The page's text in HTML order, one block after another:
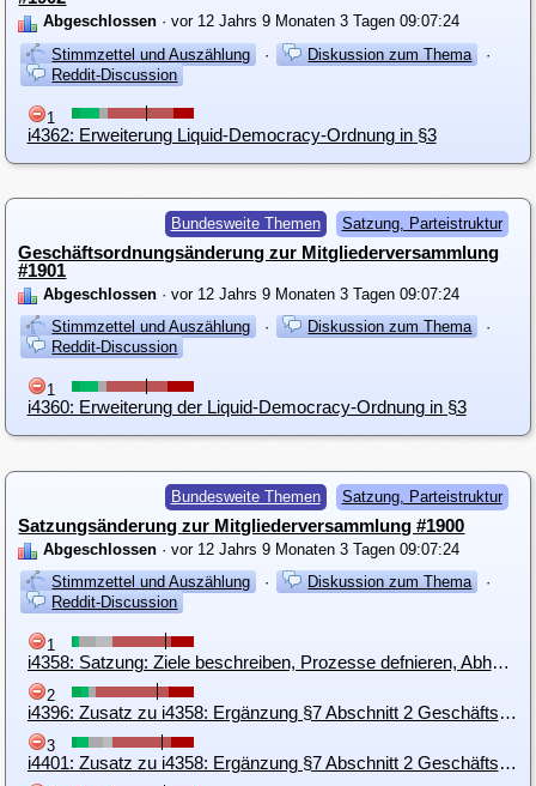
Abgeschlossen · vor 12 Jahrs 9 Monaten 3 Tagen 09:07:24
Stimmzettel und Auszählung
· Diskussion zum Thema
·
Reddit-Discussion
1
i4362: Erweiterung Liquid-Democracy-Ordnung in §3
Bundesweite Themen Satzung, Parteistruktur
Geschäftsordnungsänderung zur Mitgliederversammlung
#1901
Abgeschlossen · vor 12 Jahrs 9 Monaten 3 Tagen 09:07:24
Stimmzettel und Auszählung
· Diskussion zum Thema
·
Reddit-Discussion
1
i4360: Erweiterung der Liquid-Democracy-Ordnung in §3
Bundesweite Themen Satzung, Parteistruktur
Satzungsänderung zur Mitgliederversammlung #1900
Abgeschlossen · vor 12 Jahrs 9 Monaten 3 Tagen 09:07:24
Stimmzettel und Auszählung
· Diskussion zum Thema
·
Reddit-Discussion
1
i4358: Satzung: Ziele beschreiben, Prozesse defnieren, Abhängigkeiten festlegen , danach Werkzeuge einsetzen
2
i4396: Zusatz zu i4358: Ergänzung §7 Abschnitt 2 Geschäftsordnungen
3
i4401: Zusatz zu i4358: Ergänzung §7 Abschnitt 2 Geschäftsordnungen (Zusammenfassung i4395 u. i4396)